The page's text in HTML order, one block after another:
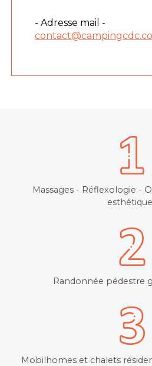
Massages - Réflexologie -
Randonnée pédestre
Mobilhomes et chalets
- Adresse mail -